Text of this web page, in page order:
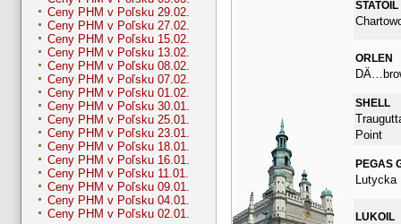
Ceny PHM v Poľsku 29.02.
Ceny PHM v Poľsku 27.02.
Ceny PHM v Poľsku 15.02.
Ceny PHM v Poľsku 13.02.
Ceny PHM v Poľsku 08.02.
Ceny PHM v Poľsku 07.02.
Ceny PHM v Poľsku 01.02.
Ceny PHM v Poľsku 30.01.
Ceny PHM v Poľsku 25.01.
Ceny PHM v Poľsku 23.01.
Ceny PHM v Poľsku 18.01.
Ceny PHM v Poľsku 16.01.
Ceny PHM v Poľsku 11.01.
Ceny PHM v Poľsku 09.01.
Ceny PHM v Poľsku 04.01.
Ceny PHM v Poľsku 02.01.
STATOIL
ORLEN
SHELL
Point
PEGAS
Lutycka
LUKOIL